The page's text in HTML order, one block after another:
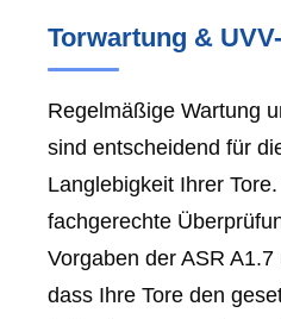
Torwartung &
Regelmäßige Wartung
sind entscheidend für
Langlebigkeit Ihrer
fachgerechte
Vorgaben der ASR
dass Ihre Tore den